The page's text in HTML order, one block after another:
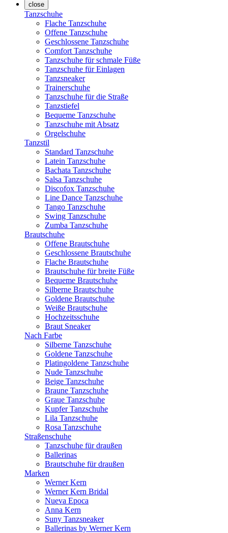
close
Tanzschuhe
Flache Tanzschuhe
Offene Tanzschuhe
Geschlossene Tanzschuhe
Comfort Tanzschuhe
Tanzschuhe für schmale Füße
Tanzschuhe für Einlagen
Tanzsneaker
Trainerschuhe
Tanzschuhe für die Straße
Tanzstiefel
Bequeme Tanzschuhe
Tanzschuhe mit Absatz
Orgelschuhe
Tanzstil
Standard Tanzschuhe
Latein Tanzschuhe
Bachata Tanzschuhe
Salsa Tanzschuhe
Discofox Tanzschuhe
Line Dance Tanzschuhe
Tango Tanzschuhe
Swing Tanzschuhe
Zumba Tanzschuhe
Brautschuhe
Offene Brautschuhe
Geschlossene Brautschuhe
Flache Brautschuhe
Brautschuhe für breite Füße
Bequeme Brautschuhe
Silberne Brautschuhe
Goldene Brautschuhe
Weiße Brautschuhe
Hochzeitsschuhe
Braut Sneaker
Nach Farbe
Silberne Tanzschuhe
Goldene Tanzschuhe
Platingoldene Tanzschuhe
Nude Tanzschuhe
Beige Tanzschuhe
Braune Tanzschuhe
Graue Tanzschuhe
Kupfer Tanzschuhe
Lila Tanzschuhe
Rosa Tanzschuhe
Straßenschuhe
Tanzschuhe für draußen
Ballerinas
Brautschuhe für draußen
Marken
Werner Kern
Werner Kern Bridal
Nueva Epoca
Anna Kern
Suny Tanzsneaker
Ballerinas by Werner Kern